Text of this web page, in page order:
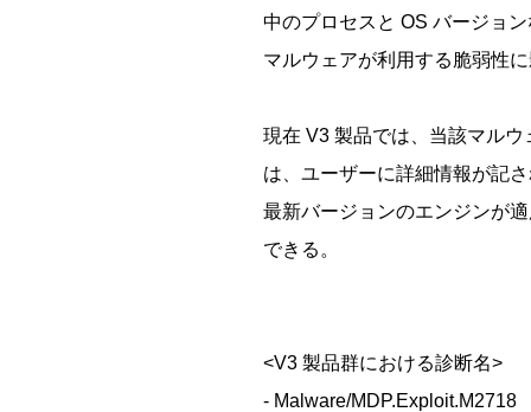
中のプロセスと OS バージョ
マルウェアが利用する脆弱性
現在 V3 製品では、当該マル
は、ユーザーに詳細情報が記
最新バージョンのエンジンが
できる。
<V3 製品群における診断名>
- Malware/MDP.Exploit.M2718